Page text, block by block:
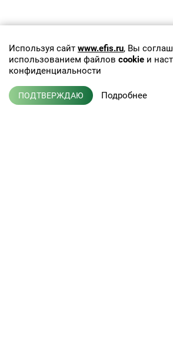
Используя сайт www.efis.ru, Вы
использованием файлов cookie и
конфиденциальности
ПОДТВЕРЖДАЮ Подробнее